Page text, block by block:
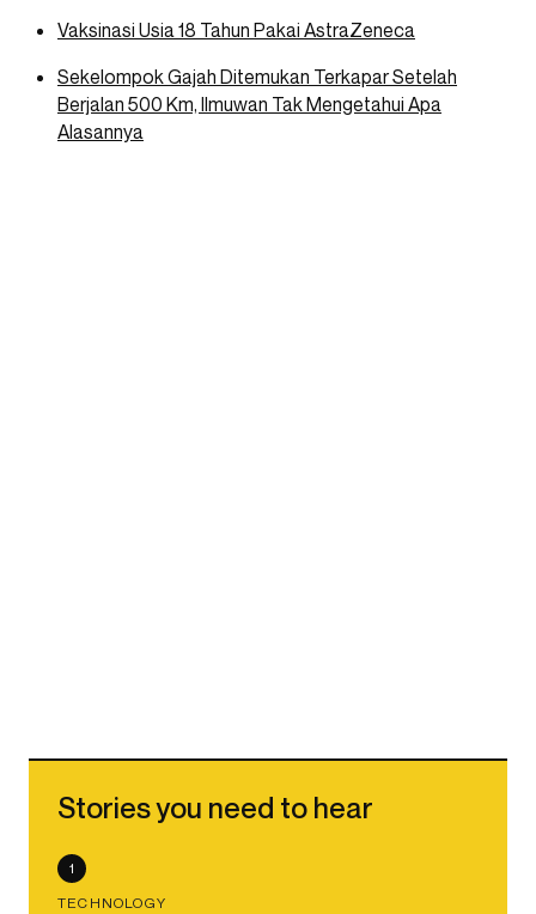
Vaksinasi Usia 18 Tahun Pakai AstraZeneca
Sekelompok Gajah Ditemukan Terkapar Setelah
Berjalan 500 Km, Ilmuwan Tak Mengetahui Apa
Alasannya
Stories you need to hear
1
TECHNOLOGY